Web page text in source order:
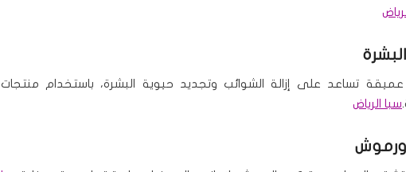
تساعد على إزالة الشوائب وتجديد حيوية البشرة، باستخدام منتجات
سبا الرياض